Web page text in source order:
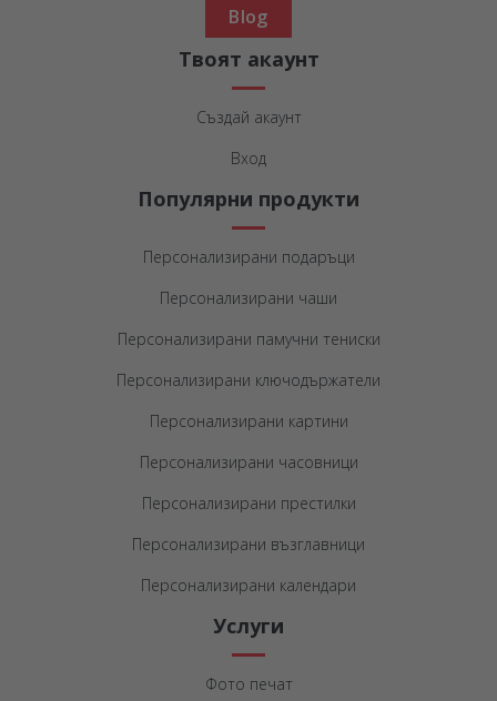
Blog
Твоят акаунт
Създай акаунт
Вход
Популярни продукти
Персонализирани подаръци
Персонализирани чаши
Персонализирани памучни тениски
Персонализирани ключодържатели
Персонализирани картини
Персонализирани часовници
Персонализирани престилки
Персонализирани възглавници
Персонализирани календари
Услуги
Фото печат